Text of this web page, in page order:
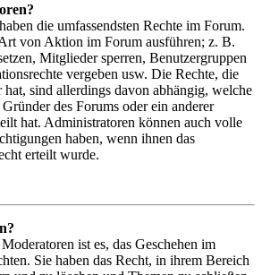
die umfassendsten Rechte im Forum.
von Aktion im Forum ausführen; z. B.
Mitglieder sperren, Benutzergruppen
vergeben usw. Die Rechte, die
sind allerdings davon abhängig, welche
des Forums oder ein anderer
hat. Administratoren können auch volle
haben, wenn ihnen das
erteilt wurde.
ist es, das Geschehen im
Sie haben das Recht, in ihrem Bereich